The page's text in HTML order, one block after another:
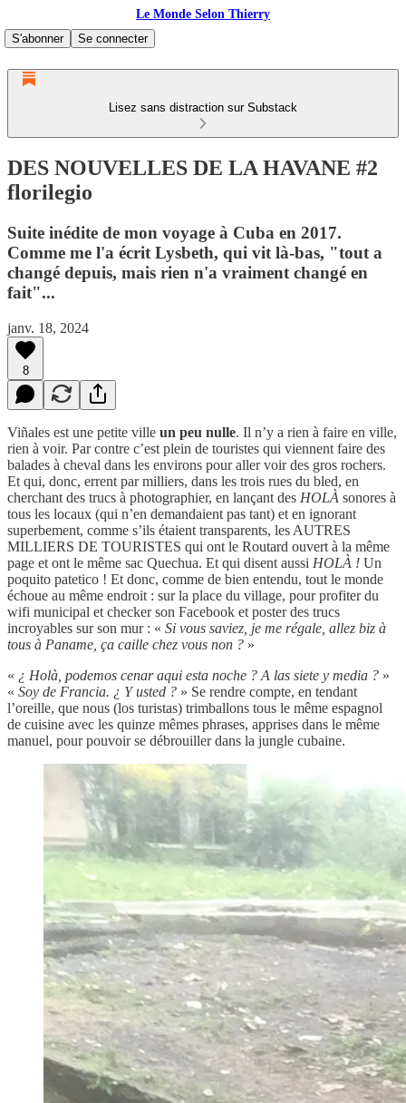
Le Monde Selon Thierry
S'abonner
Se connecter
Lisez sans distraction sur Substack
DES NOUVELLES DE LA HAVANE #2
florilegio
Suite inédite de mon voyage à Cuba en 2017.
Comme me l'a écrit Lysbeth, qui vit là-bas, "tout a
changé depuis, mais rien n'a vraiment changé en
fait"...
janv. 18, 2024
8
Viñales est une petite ville un peu nulle. Il n’y a rien à faire en ville,
rien à voir. Par contre c’est plein de touristes qui viennent faire des
balades à cheval dans les environs pour aller voir des gros rochers.
Et qui, donc, errent par milliers, dans les trois rues du bled, en
cherchant des trucs à photographier, en lançant des HOLÀ sonores à
tous les locaux (qui n’en demandaient pas tant) et en ignorant
superbement, comme s’ils étaient transparents, les AUTRES
MILLIERS DE TOURISTES qui ont le Routard ouvert à la même
page et ont le même sac Quechua. Et qui disent aussi HOLÀ ! Un
poquito patetico ! Et donc, comme de bien entendu, tout le monde
échoue au même endroit : sur la place du village, pour profiter du
wifi municipal et checker son Facebook et poster des trucs
incroyables sur son mur : « Si vous saviez, je me régale, allez biz à
tous à Paname, ça caille chez vous non ? »
« ¿ Holà, podemos cenar aqui esta noche ? A las siete y media ? »
« Soy de Francia. ¿ Y usted ? » Se rendre compte, en tendant
l’oreille, que nous (los turistas) trimballons tous le même espagnol
de cuisine avec les quinze mêmes phrases, apprises dans le même
manuel, pour pouvoir se débrouiller dans la jungle cubaine.